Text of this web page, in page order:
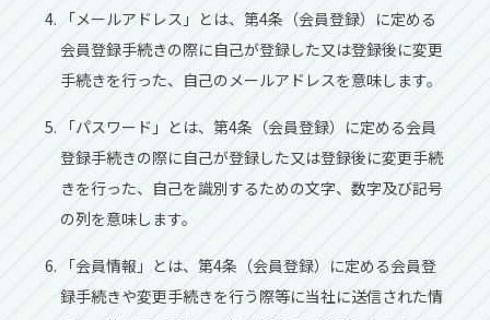
「メールアドレス」とは、第4条（会員登録）に定める
会員登録手続きの際に自己が登録した又は登録後に変更
手続きを行った、自己のメールアドレスを意味します。
「パスワード」とは、第4条（会員登録）に定める会員
登録手続きの際に自己が登録した又は登録後に変更手続
きを行った、自己を識別するための文字、数字及び記号
の列を意味します。
「会員情報」とは、第4条（会員登録）に定める会員登
録手続きや変更手続きを行う際等に当社に送信された情